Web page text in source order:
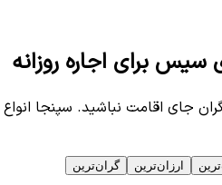
سیس برای اجاره روزانه
جای اقامت نباشید. سپنجا انواع
ارزان‌ترین گران‌ترین